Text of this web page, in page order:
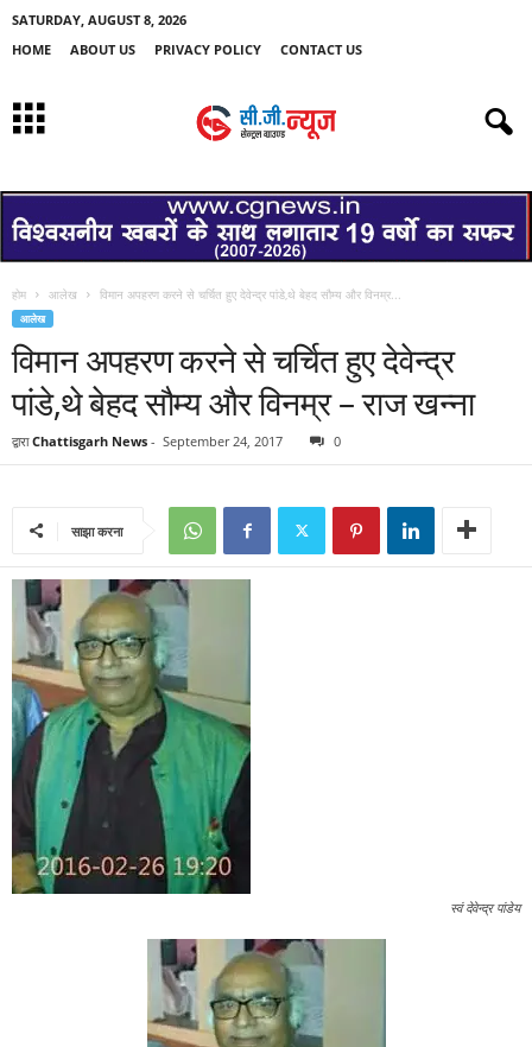
SATURDAY, AUGUST 8, 2026
HOME
ABOUT US PRIVACY POLICY CONTACT US
होम आलेख विमान अपहरण करने से चर्चित हुए देवेन्द्र पांडे,थे बेहद सौम्य और विनम्र...
आलेख
विमान अपहरण करने से चर्चित हुए देवेन्द्र
पांडे,थे बेहद सौम्य और विनम्र – राज खन्ना
द्वारा Chattisgarh News - September 24, 2017 0
साझा करना
स्वं देवेन्द्र पांडेय